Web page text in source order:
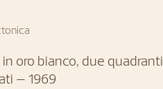
oro bianco, due quadranti
– 1969